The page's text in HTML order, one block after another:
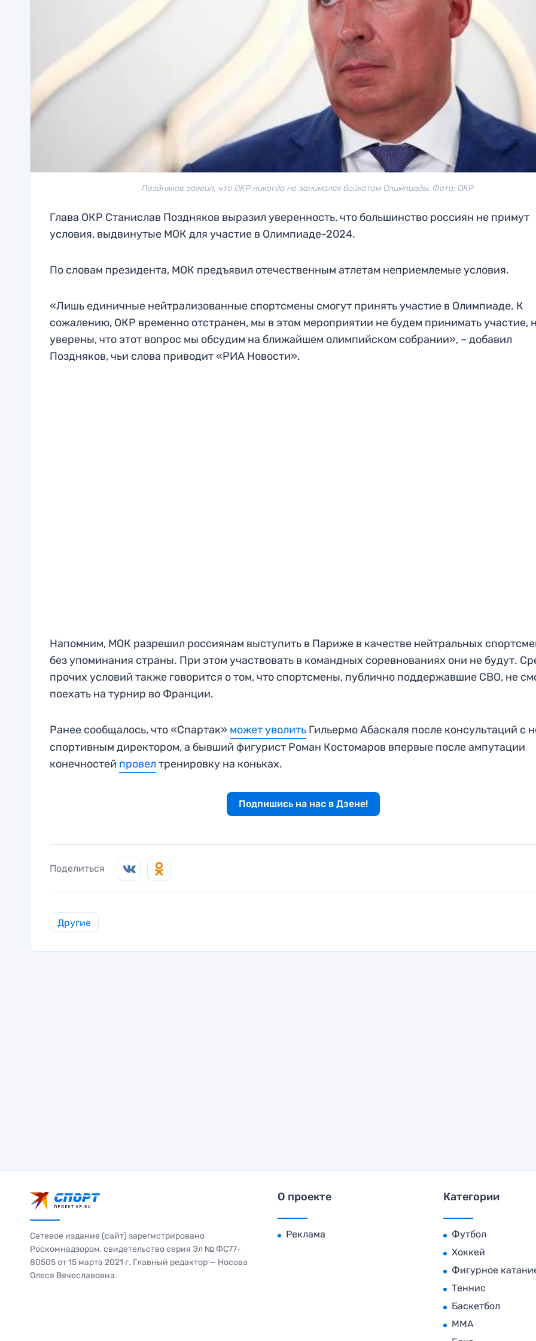
Поздняков заявил, что ОКР никогда не занимался бойкотом Олимпиады. Фото: ОКР
Глава ОКР Станислав Поздняков выразил уверенность, что большинство россиян не примут
условия, выдвинутые МОК для участие в Олимпиаде-2024.
По словам президента, МОК предъявил отечественным атлетам неприемлемые условия.
«Лишь единичные нейтрализованные спортсмены смогут принять участие в Олимпиаде. К
сожалению, ОКР временно отстранен, мы в этом мероприятии не будем принимать участие,
уверены, что этот вопрос мы обсудим на ближайшем олимпийском собрании», – добавил
Поздняков, чьи слова приводит «РИА Новости».
Напомним, МОК разрешил россиянам выступить в Париже в качестве нейтральных
без упоминания страны. При этом участвовать в командных соревнованиях они не будут.
прочих условий также говорится о том, что спортсмены, публично поддержавшие СВО, не
поехать на турнир во Франции.
Ранее сообщалось, что «Спартак» может уволитьГильермо Абаскаля после консультаций с
спортивным директором, а бывший фигурист Роман Костомаров впервые после ампутации
конечностей провелтренировку на коньках.
Подпишись на нас в Дзене!
Поделиться
Другие
Сетевое издание (сайт) зарегистрировано
Роскомнадзором, свидетельство серия Эл № ФС77-
80505 от 15 марта 2021 г. Главный редактор — Носова
Олеся Вячеславовна.
О проекте
Реклама
Категории
Футбол
Хоккей
Фигурное
Теннис
Баскетбол
MMA